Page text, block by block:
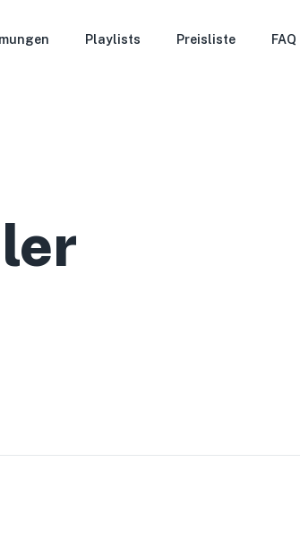
Playlists Preisliste FAQ